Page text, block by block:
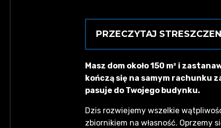
PRZECZYTAJ
30 tys. zł i 7 700–9 000 zł/rok
000 zł/rok przy 2,00 zł/l.
technologię pod parametry
Masz dom około 150 m² i
kończą się na samym rachunku
pasuje do Twojego budynku.
Dzis rozwiejemy wszelkie
zbiornikiem na własność. Oprzemy